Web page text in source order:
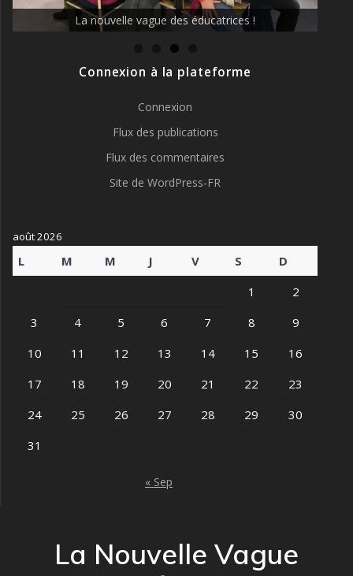
La nouvelle vague des éducatrices !
Connexion à la plateforme
Connexion
Flux des publications
Flux des commentaires
Site de WordPress-FR
août 2026
L M M J V S
D
1
2
3
4 5 6 7 8
9
10
11 12 13 14 15
16
17
18 19 20 21 22
23
24
25 26 27 28 29
30
31
« Sep
La Nouvelle Vague